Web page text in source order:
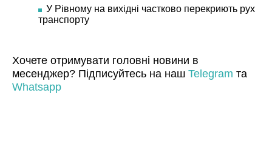
У Рівному на вихідні частково перекриють рух
транспорту
Хочете отримувати головні новини в
месенджер? Підписуйтесь на наш Telegram та
Whatsapp